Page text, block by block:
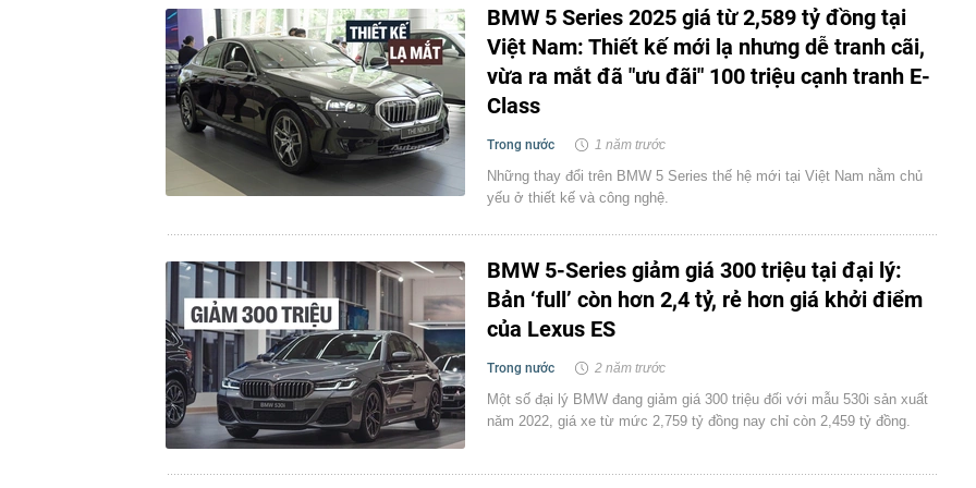
BMW 5 Series 2025 giá từ 2,589 tỷ đồng tại
Việt Nam: Thiết kế mới lạ nhưng dễ tranh cãi,
vừa ra mắt đã "ưu đãi" 100 triệu cạnh tranh E-
Class
Trong nước 1 năm trước
Những thay đổi trên BMW 5 Series thế hệ mới tại Việt Nam nằm chủ
yếu ở thiết kế và công nghệ.
BMW 5-Series giảm giá 300 triệu tại đại lý:
Bản ‘full’ còn hơn 2,4 tỷ, rẻ hơn giá khởi điểm
của Lexus ES
Trong nước 2 năm trước
Một số đại lý BMW đang giảm giá 300 triệu đối với mẫu 530i sản xuất
năm 2022, giá xe từ mức 2,759 tỷ đồng nay chỉ còn 2,459 tỷ đồng.